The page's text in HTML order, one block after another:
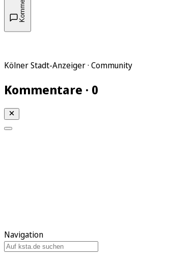
Kölner Stadt-Anzeiger · Community
Kommentare · 0
Navigation